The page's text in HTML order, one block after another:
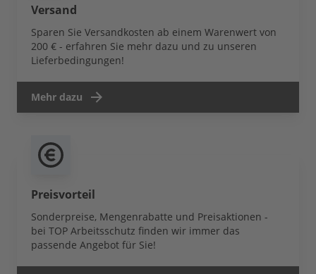
Versand
Sparen Sie Versandkosten ab einem Warenwert von
200 € - erfahren Sie mehr dazu und zu unseren
Lieferbedingungen!
Mehr dazu
Preisvorteil
Sonderpreise, Mengenrabatte und Preisaktionen -
bei TOP Arbeitsschutz finden wir immer das
passende Angebot für Sie!